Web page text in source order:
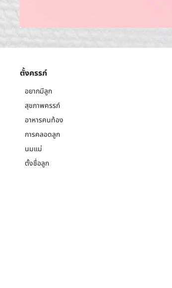
ตั้งครรภ์
อยากมีลูก
สุขภาพครรภ์
อาหารคนท้อง
การคลอดลูก
นมแม่
ตั้งชื่อลูก